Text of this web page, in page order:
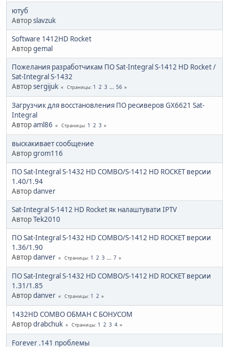
ютуб
Авторslavzuk
Software 1412HD Rocket
Авторgemal
Пожелания разработчикам ПО Sat-Integral S-1412 HD Rocket /
Sat-Integral S-1432
Авторsergijuk Страницы 1 2 3 ... 56
Загрузчик для восстановления ПО ресиверов GX6621 Sat-
Integral
Авторaml86 Страницы 1 2 3
выскакивает сообщение
Авторgrom116
ПО Sat-Integral S-1432 HD COMBO/S-1412 HD ROCKET версии
1.40/1.94
Авторdanver
Sat-Integral S-1412 HD Rocket як налаштувати IPTV
АвторTek2010
ПО Sat-Integral S-1432 HD COMBO/S-1412 HD ROCKET версии
1.36/1.90
Авторdanver Страницы 1 2 3 ... 7
ПО Sat-Integral S-1432 HD COMBO/S-1412 HD ROCKET версии
1.31/1.85
Авторdanver Страницы 1 2
1432HD COMBO ОБМАН С БОНУСОМ
Авторdrabchuk Страницы 1 2 3 4
Forever .141 проблемы